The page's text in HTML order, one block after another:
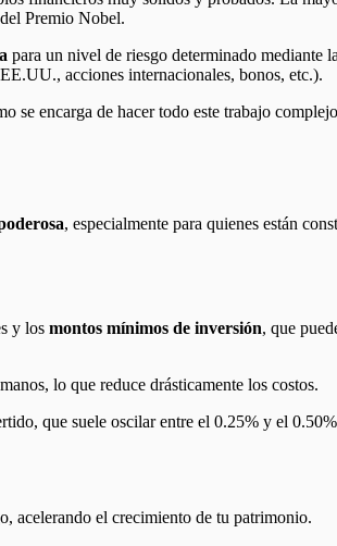
Premio Nobel.
para un nivel de riesgo determinado mediante
acciones internacionales, bonos, etc.).
encarga de hacer todo este trabajo
, especialmente para quienes están
y los montos mínimos de inversión, que
lo que reduce drásticamente los costos.
que suele oscilar entre el 0.25% y el
acelerando el crecimiento de tu patrimonio.